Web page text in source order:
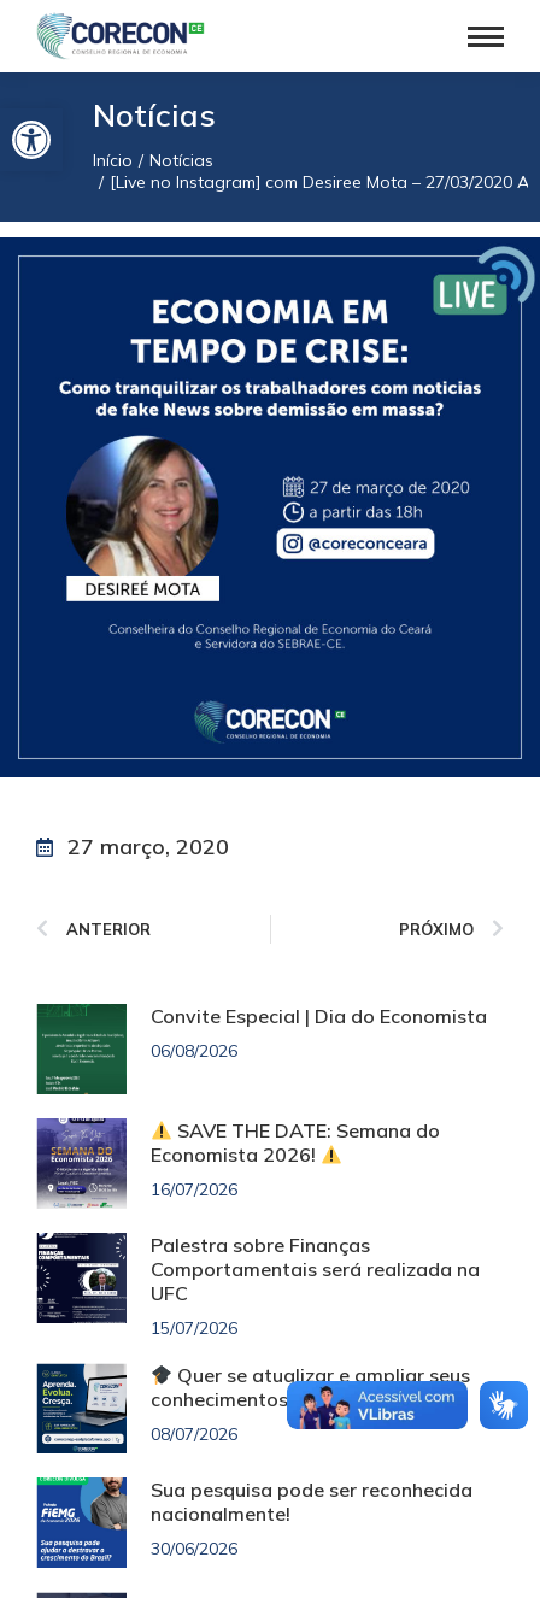
Barra de Ferramentas AbertaNotícias
Você está aqui:
Início
Notícias
[Live no Instagram] com Desiree Mota – 27/03/2020 A
27 março, 2020
ANTERIOR PRÓXIMO
Convite Especial | Dia do Economista
06/08/2026
SAVE THE DATE: Semana do
Economista 2026!
16/07/2026
Palestra sobre Finanças
Comportamentais será realizada na
UFC
15/07/2026
Quer se atualizar e ampliar seus
conhecimentos sem custo?
08/07/2026
Sua pesquisa pode ser reconhecida
nacionalmente!
30/06/2026